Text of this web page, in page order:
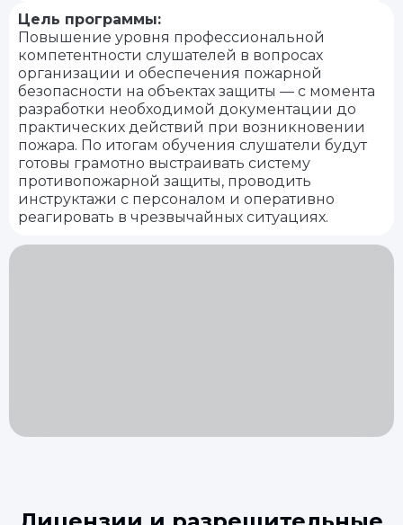
Цель программы:
Повышение уровня профессиональной
компетентности слушателей в вопросах
организации и обеспечения пожарной
безопасности на объектах защиты — с момента
разработки необходимой документации до
практических действий при возникновении
пожара. По итогам обучения слушатели будут
готовы грамотно выстраивать систему
противопожарной защиты, проводить
инструктажи с персоналом и оперативно
реагировать в чрезвычайных ситуациях.